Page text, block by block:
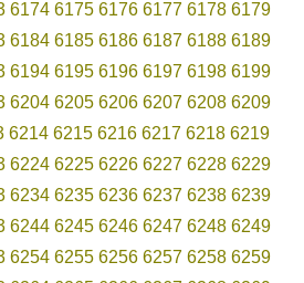
6174 6175 6176 6177 6178 6179
6184 6185 6186 6187 6188 6189
6194 6195 6196 6197 6198 6199
6204 6205 6206 6207 6208 6209
6214 6215 6216 6217 6218 6219
6224 6225 6226 6227 6228 6229
6234 6235 6236 6237 6238 6239
6244 6245 6246 6247 6248 6249
6254 6255 6256 6257 6258 6259